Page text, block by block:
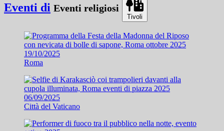
Eventi di Eventi religiosi
Tivoli
19/10/2025
Roma
06/09/2025
Città del Vaticano